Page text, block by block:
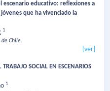
educativo: reflexiones a
que ha vivenciado la
1
Chile.
[ver]
SOCIAL EN ESCENARIOS
1